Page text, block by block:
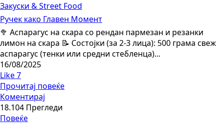
Закуски & Street Food
Ручек како Главен Момент
🥦 Аспарагус на скара со рендан пармезан и резанки
лимон на скара 📝 Состојки (за 2-3 лица): 500 грама свеж
аспарагус (тенки или средни стебленца)...
16/08/2025
Like7
Прочитај повеќе
Коментирај
18.104 Прегледи
Повеќе